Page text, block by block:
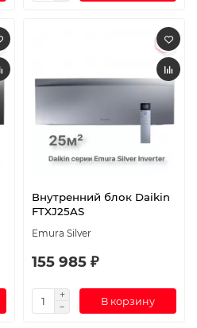
Внутренний блок Daikin
FTXJ25AS
Emura Silver
155 985 ₽
В корзину